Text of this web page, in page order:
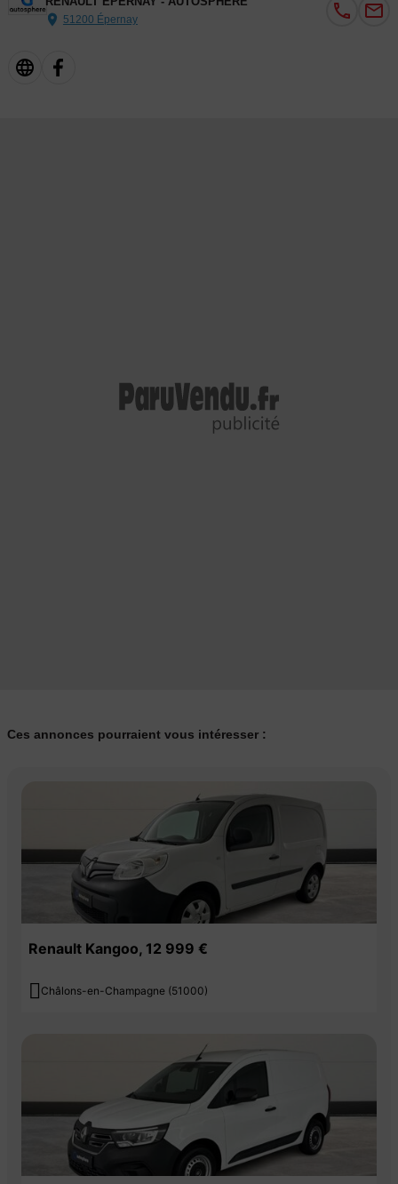
51200 Épernay
Ces annonces pourraient vous intéresser :
Renault Kangoo, 12 999 €
 Châlons-en-Champagne (51000)